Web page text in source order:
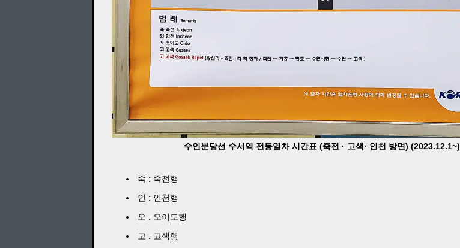
수인분당선 수서역 전동열차 시간표 (죽전 · 고색· 인천 방면) (2023.12.1~)
죽 : 죽전행
인 : 인천행
오 : 오이도행
고 : 고색행